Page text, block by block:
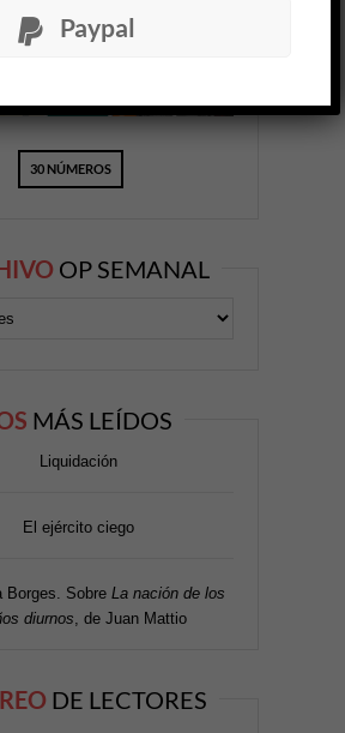
30 NÚMEROS
OP SEMANAL
MÁS LEÍDOS
Liquidación
El ejército ciego
Borges. Sobre La nación de los
diurnos , de Juan Mattio
DE LECTORES
Paypal